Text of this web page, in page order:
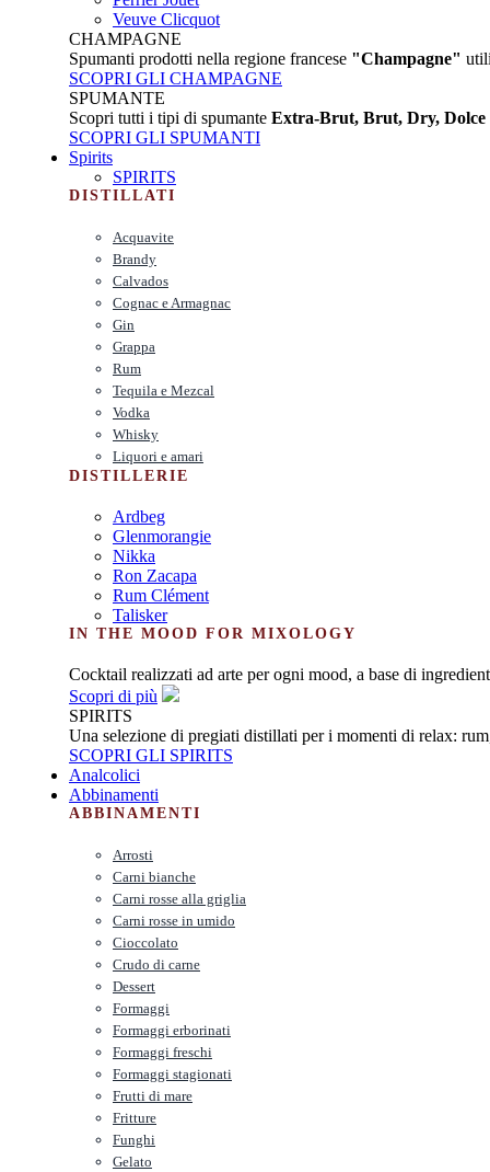
Veuve Clicquot
CHAMPAGNE
Spumanti prodotti nella regione francese "Champagne"
SCOPRI GLI CHAMPAGNE
SPUMANTE
Scopri tutti i tipi di spumante Extra-Brut, Brut, Dry, Dolce
SCOPRI GLI SPUMANTI
Spirits
SPIRITS
DISTILLATI
Acquavite
Brandy
Calvados
Cognac e Armagnac
Gin
Grappa
Rum
Tequila e Mezcal
Vodka
Whisky
Liquori e amari
DISTILLERIE
Ardbeg
Glenmorangie
Nikka
Ron Zacapa
Rum Clément
Talisker
IN THE MOOD FOR MIXOLOGY
Cocktail realizzati ad arte per ogni mood, a base di
Scopri di più
SPIRITS
Una selezione di pregiati distillati per i momenti di relax:
SCOPRI GLI SPIRITS
Analcolici
Abbinamenti
ABBINAMENTI
Arrosti
Carni bianche
Carni rosse alla griglia
Carni rosse in umido
Cioccolato
Crudo di carne
Dessert
Formaggi
Formaggi erborinati
Formaggi freschi
Formaggi stagionati
Frutti di mare
Fritture
Funghi
Gelato